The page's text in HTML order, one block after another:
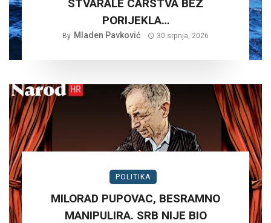
STVARALE CARSTVA BEZ
PORIJEKLA…
By Mladen Pavković 30 srpnja, 2026
POLITIKA
MILORAD PUPOVAC, BESRAMNO
MANIPULIRA. SRB NIJE BIO